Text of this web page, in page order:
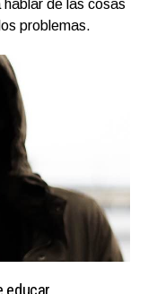
de las cosas
problemas.